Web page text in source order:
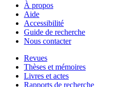
À propos
Aide
Accessibilité
Guide de recherche
Nous contacter
Revues
Thèses et mémoires
Livres et actes
Rapports de recherche